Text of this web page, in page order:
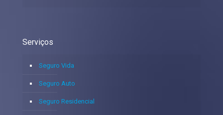
Serviços
Seguro Vida
Seguro Auto
Seguro Residencial